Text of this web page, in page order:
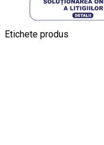
Etichete produs